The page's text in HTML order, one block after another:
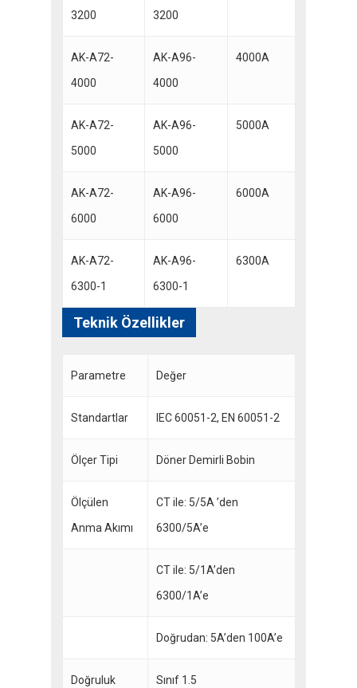
3200 3200
AK-A72-
4000
AK-A96-
4000
4000A
AK-A72-
5000
AK-A96-
5000
5000A
AK-A72-
6000
AK-A96-
6000
6000A
AK-A72-
6300-1
AK-A96-
6300-1
6300A
Teknik Özellikler
Parametre Değer
Standartlar IEC 60051-2, EN 60051-2
Ölçer Tipi Döner Demirli Bobin
Ölçülen
Anma Akımı
CT ile: 5/5A ’den
6300/5A’e
CT ile: 5/1A’den
6300/1A’e
Doğrudan: 5A’den 100A’e
Doğruluk Sınıf 1.5